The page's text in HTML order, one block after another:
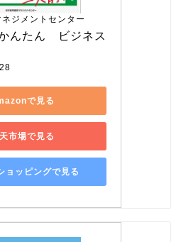
ジメントセンター
んたん　ビジネス
で見る
市場で見る
ョッピングで見る